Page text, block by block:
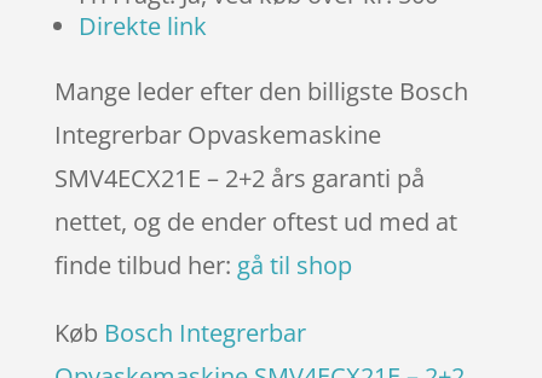
Direkte link
Mange leder efter den billigste Bosch
Integrerbar Opvaskemaskine
SMV4ECX21E – 2+2 års garanti på
nettet, og de ender oftest ud med at
finde tilbud her: gå til shop
Køb Bosch Integrerbar